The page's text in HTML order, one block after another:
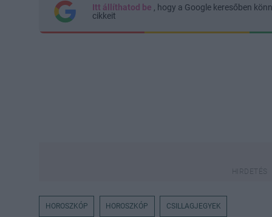
Itt állíthatod be , hogy a Google keresőben
cikkeit
HOROSZKÓP HOROSZKÓP CSILLAGJEGYEK